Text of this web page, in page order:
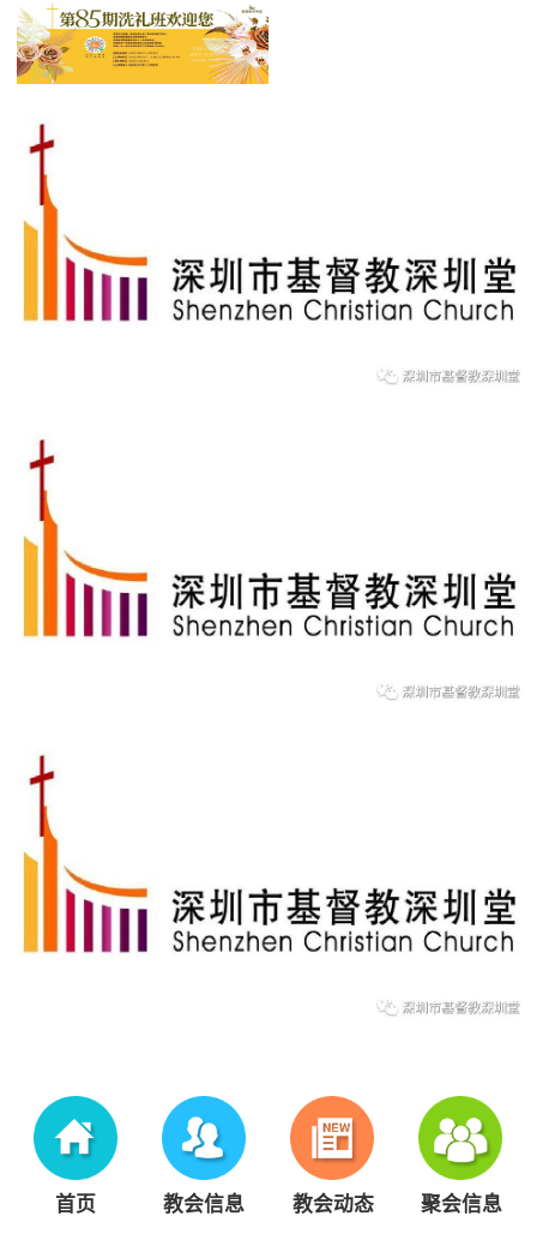
首页 教会信息 教会动态 聚会信息